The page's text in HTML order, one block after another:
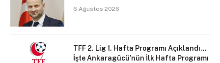
6 Ağustos 2026
TFF 2. Lig 1. Hafta Programı Açıklandı…
İşte Ankaragücü’nün İlk Hafta Programı